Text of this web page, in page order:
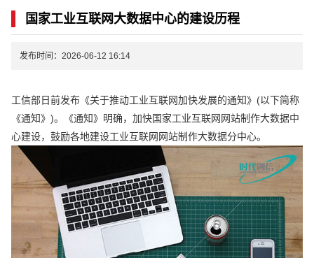
国家工业互联网大数据中心的建设历程
发布时间：2026-06-12 16:14
工信部日前发布《关于推动工业互联网加快发展的通知》(以下简称
《通知》)。《通知》明确，加快国家工业互联网网站制作大数据中
心建设，鼓励各地建设工业互联网网站制作大数据分中心。